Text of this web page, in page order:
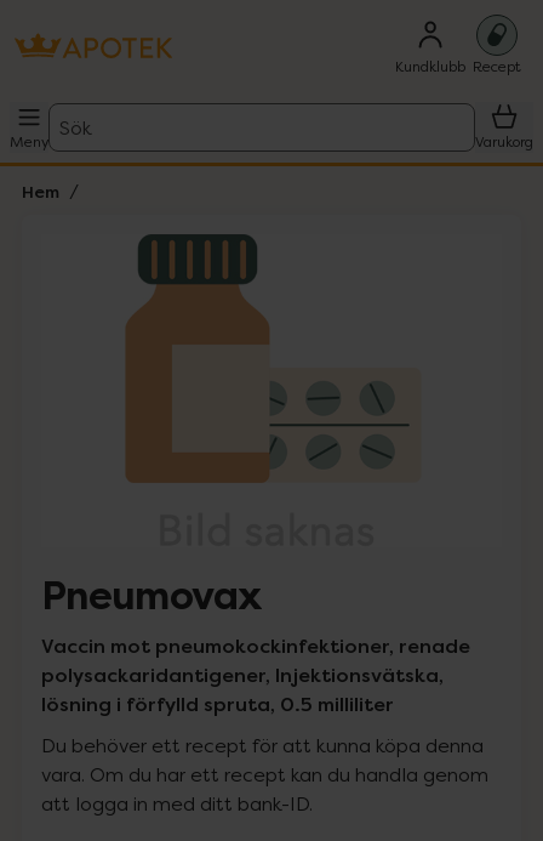
Kundklubb Recept
Meny
Sök
Varukorg
Hem
Lista: . Innehåller 1 objekt.
Pneumovax
Vaccin mot pneumokockinfektioner, renade
polysackaridantigener, Injektionsvätska,
lösning i förfylld spruta, 0.5 milliliter
Du behöver ett recept för att kunna köpa denna
vara. Om du har ett recept kan du handla genom
att logga in med ditt bank-ID.